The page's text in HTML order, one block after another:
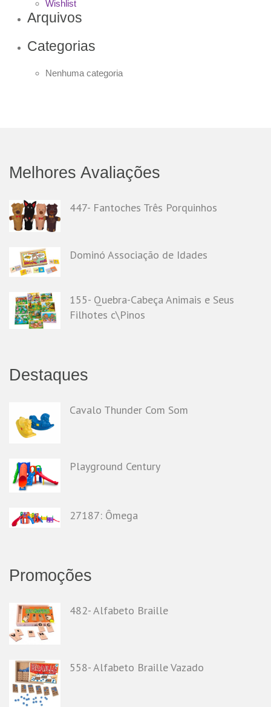
Wishlist
Arquivos
Categorias
Nenhuma categoria
Melhores Avaliações
447- Fantoches Três Porquinhos
Dominó Associação de Idades
155- Quebra-Cabeça Animais e Seus
Filhotes c\Pinos
Destaques
Cavalo Thunder Com Som
Playground Century
27187: Ômega
Promoções
482- Alfabeto Braille
558- Alfabeto Braille Vazado